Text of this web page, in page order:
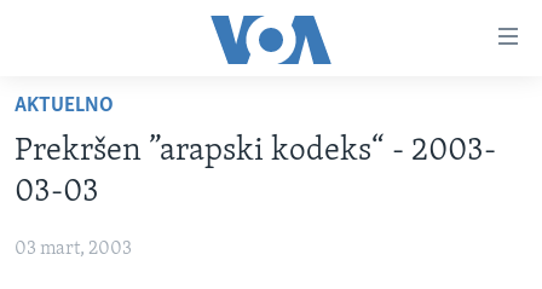
glavni
sadržaj
Idi
na
glavnu
NASLOVNA
BALKAN
OTVORENI STUDIO
AKTUELNO
Prekršen ”arapski kodeks“ - 2003-
03-03
03 mart, 2003